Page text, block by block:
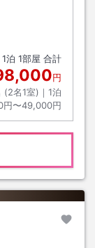
1泊 1部屋 合計
円
(2名1室)｜ 1泊
円〜49,000円